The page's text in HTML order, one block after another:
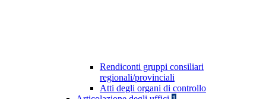
Rendiconti gruppi consiliari
regionali/provinciali
Atti degli organi di controllo